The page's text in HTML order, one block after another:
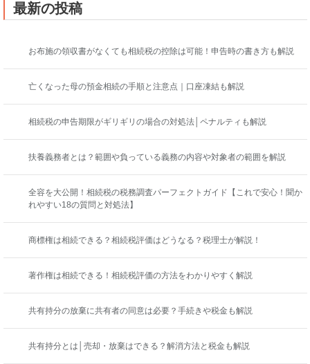
最新の投稿
お布施の領収書がなくても相続税の控除は可能！申告時の書き方も解説
亡くなった母の預金相続の手順と注意点｜口座凍結も解説
相続税の申告期限がギリギリの場合の対処法│ペナルティも解説
扶養義務者とは？範囲や負っている義務の内容や対象者の範囲を解説
全容を大公開！相続税の税務調査パーフェクトガイド【これで安心！聞か
れやすい18の質問と対処法】
商標権は相続できる？相続税評価はどうなる？税理士が解説！
著作権は相続できる！相続税評価の方法をわかりやすく解説
共有持分の放棄に共有者の同意は必要？手続きや税金も解説
共有持分とは│売却・放棄はできる？解消方法と税金も解説